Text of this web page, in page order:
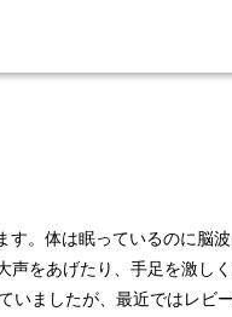
す。体は眠っているのに脳
をあげたり、手足を激し
いましたが、最近ではレビ